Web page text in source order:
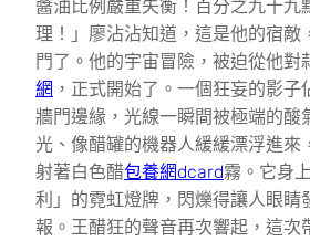
醬油比例嚴重失衡！百分之九十九
理！」廖沾沾知道，這是他的宿敵
門了。他的宇宙冒險，被迫從他對
網 ，正式開始了。一個狂妄的影
牆門邊緣，光線一瞬間被極端的酸
光、像醋罐的機器人緩緩漂浮進來
射著白色醋包養網dcard霧。它身
利」的霓虹燈牌，閃爍得讓人眼睛
報。王醋狂的聲音再次響起，這次